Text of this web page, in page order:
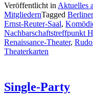
Veröffentlicht in Aktuelles
MitgliedernTagged
Ernst-Reuter-Saal,
Nachbarschaftstreffpunkt
Renaissance-Theater,
Theaterkarten
Single-Party